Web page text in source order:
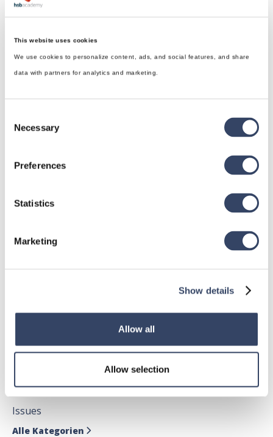
This website uses cookies
We use cookies to personalize content, ads, and social features, and share
data with partners for analytics and marketing.
Selection
Necessary
Preferences
Statistics
Marketing
Show details
Allow all
Allow selection
hsbDach
hsbDesign für AutoCAD®
hsbAbbund fürr AutoCAD®
Issues
Alle Kategorien 